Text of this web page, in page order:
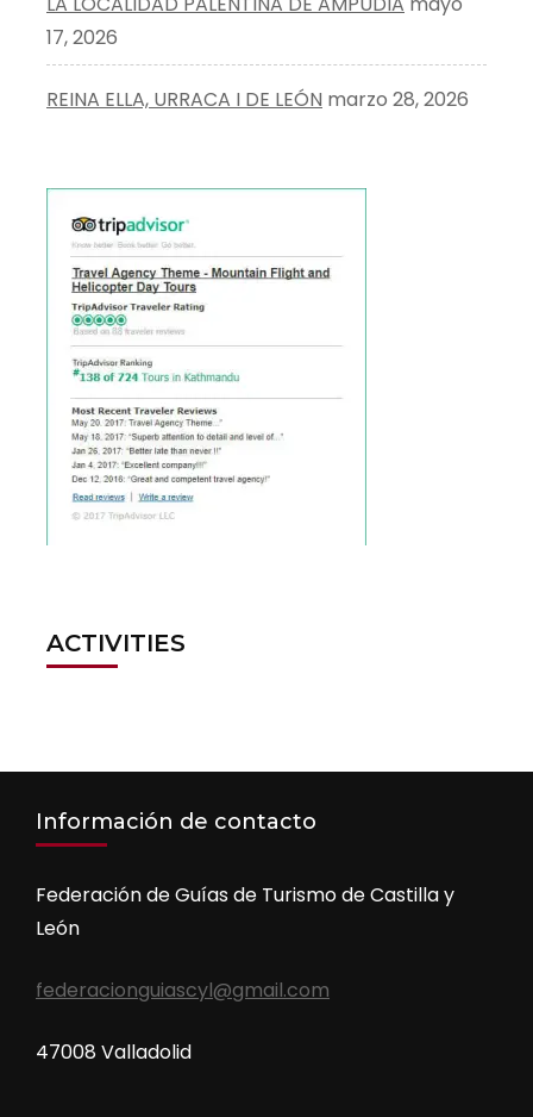
17, 2026
REINA ELLA, URRACA I DE LEÓN marzo 28, 2026
ACTIVITIES
Información de contacto
Federación de Guías de Turismo de Castilla y
León
federacionguiascyl@gmail.com
47008 Valladolid